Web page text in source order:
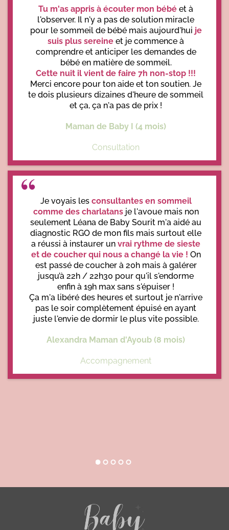
Tu m'as appris à écouter mon bébé et à
l'observer. Il n'y a pas de solution miracle
pour le sommeil de bébé mais aujourd'hui je
suis plus sereine et je commence à
comprendre et anticiper les demandes de
bébé en matière de sommeil.
Cette nuit il vient de faire 7h non-stop !!!
Merci encore pour ton aide et ton soutien. Je
te dois plusieurs dizaines d'heure de sommeil
et ça, ça n'a pas de prix !
Maman de Baby I (4 mois)
Consultation
Je voyais les consultantes en sommeil
comme des charlatansje l'avoue mais non
seulement Léana de Baby Sourit m'a aidé au
diagnostic RGO de mon fils mais surtout elle
a réussi à instaurer un vrai rythme de sieste
et de coucher qui nous a changé la vie ! On
est passé de coucher à 20h mais à galérer
jusqu’à 22h / 22h30 pour qu'il s'endorme
enfin à 19h max sans s'épuiser !
Ça m'a libéré des heures et surtout je n'arrive
pas le soir complètement épuisé en ayant
juste l'envie de dormir le plus vite possible.
Alexandra Maman d'Ayoub (8 mois)
Accompagnement